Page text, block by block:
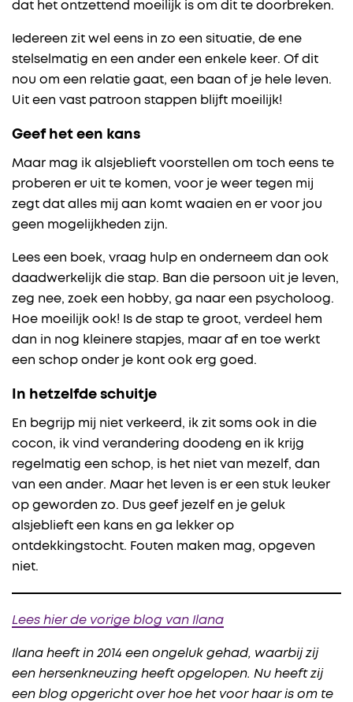
dat het ontzettend moeilijk is om dit te doorbreken.
Iedereen zit wel eens in zo een situatie, de ene
stelselmatig en een ander een enkele keer. Of dit
nou om een relatie gaat, een baan of je hele leven.
Uit een vast patroon stappen blijft moeilijk!
Geef het een kans
Maar mag ik alsjeblieft voorstellen om toch eens te
proberen er uit te komen, voor je weer tegen mij
zegt dat alles mij aan komt waaien en er voor jou
geen mogelijkheden zijn.
Lees een boek, vraag hulp en onderneem dan ook
daadwerkelijk die stap. Ban die persoon uit je leven,
zeg nee, zoek een hobby, ga naar een psycholoog.
Hoe moeilijk ook! Is de stap te groot, verdeel hem
dan in nog kleinere stapjes, maar af en toe werkt
een schop onder je kont ook erg goed.
In hetzelfde schuitje
En begrijp mij niet verkeerd, ik zit soms ook in die
cocon, ik vind verandering doodeng en ik krijg
regelmatig een schop, is het niet van mezelf, dan
van een ander. Maar het leven is er een stuk leuker
op geworden zo. Dus geef jezelf en je geluk
alsjeblieft een kans en ga lekker op
ontdekkingstocht. Fouten maken mag, opgeven
niet.
Lees hier de vorige blog van Ilana
Ilana heeft in 2014 een ongeluk gehad, waarbij zij
een hersenkneuzing heeft opgelopen. Nu heeft zij
een blog opgericht over hoe het voor haar is om te